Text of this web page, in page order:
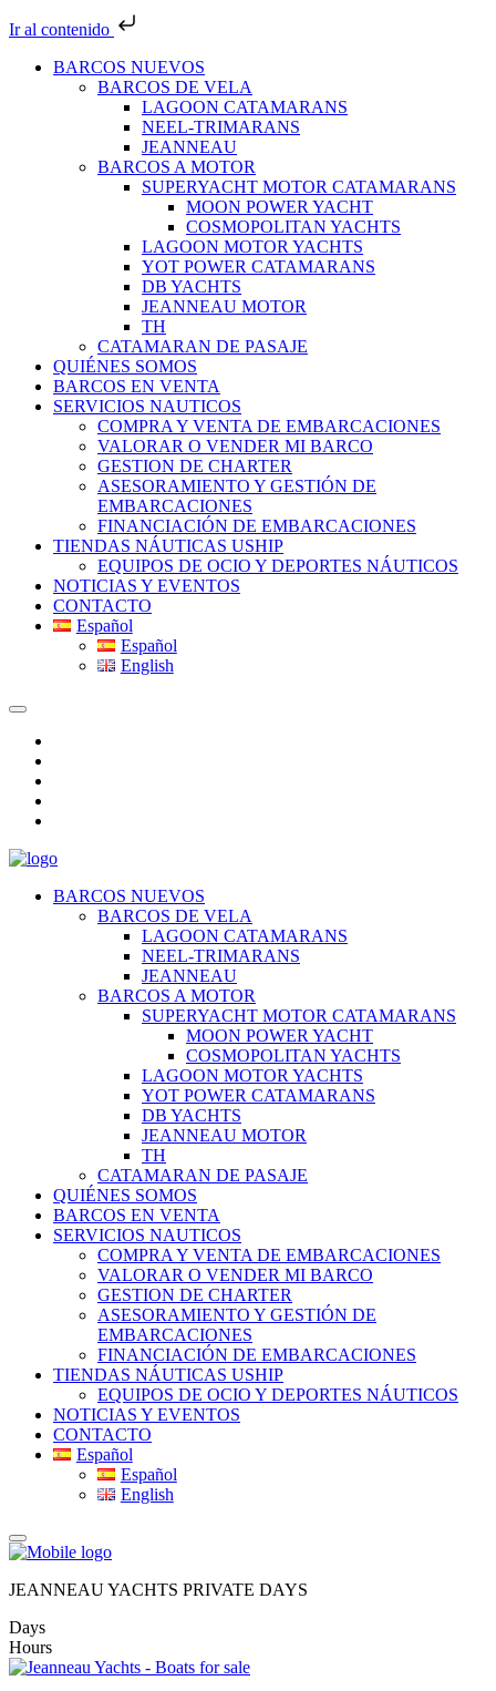
Ir al contenido
BARCOS NUEVOS
BARCOS DE VELA
LAGOON CATAMARANS
NEEL-TRIMARANS
JEANNEAU
BARCOS A MOTOR
SUPERYACHT MOTOR CATAMARANS
MOON POWER YACHT
COSMOPOLITAN YACHTS
LAGOON MOTOR YACHTS
YOT POWER CATAMARANS
DB YACHTS
JEANNEAU MOTOR
TH
CATAMARAN DE PASAJE
QUIÉNES SOMOS
BARCOS EN VENTA
SERVICIOS NAUTICOS
COMPRA Y VENTA DE EMBARCACIONES
VALORAR O VENDER MI BARCO
GESTION DE CHARTER
ASESORAMIENTO Y GESTIÓN DE
EMBARCACIONES
FINANCIACIÓN DE EMBARCACIONES
TIENDAS NÁUTICAS USHIP
EQUIPOS DE OCIO Y DEPORTES NÁUTICOS
NOTICIAS Y EVENTOS
CONTACTO
Español
Español
English
BARCOS NUEVOS
BARCOS DE VELA
LAGOON CATAMARANS
NEEL-TRIMARANS
JEANNEAU
BARCOS A MOTOR
SUPERYACHT MOTOR CATAMARANS
MOON POWER YACHT
COSMOPOLITAN YACHTS
LAGOON MOTOR YACHTS
YOT POWER CATAMARANS
DB YACHTS
JEANNEAU MOTOR
TH
CATAMARAN DE PASAJE
QUIÉNES SOMOS
BARCOS EN VENTA
SERVICIOS NAUTICOS
COMPRA Y VENTA DE EMBARCACIONES
VALORAR O VENDER MI BARCO
GESTION DE CHARTER
ASESORAMIENTO Y GESTIÓN DE
EMBARCACIONES
FINANCIACIÓN DE EMBARCACIONES
TIENDAS NÁUTICAS USHIP
EQUIPOS DE OCIO Y DEPORTES NÁUTICOS
NOTICIAS Y EVENTOS
CONTACTO
Español
Español
English
JEANNEAU YACHTS PRIVATE DAYS
Days
Hours